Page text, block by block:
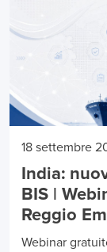
18 settembre
India:
BIS |
Reggio
Webinar